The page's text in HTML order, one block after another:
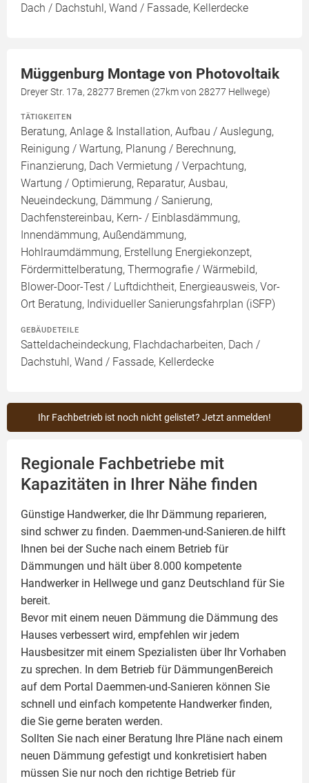
Dach / Dachstuhl, Wand / Fassade, Kellerdecke
Müggenburg Montage von Photovoltaik
Dreyer Str. 17a, 28277 Bremen (27km von 28277 Hellwege)
TÄTIGKEITEN
Beratung, Anlage & Installation, Aufbau / Auslegung,
Reinigung / Wartung, Planung / Berechnung,
Finanzierung, Dach Vermietung / Verpachtung,
Wartung / Optimierung, Reparatur, Ausbau,
Neueindeckung, Dämmung / Sanierung,
Dachfenstereinbau, Kern- / Einblasdämmung,
Innendämmung, Außendämmung,
Hohlraumdämmung, Erstellung Energiekonzept,
Fördermittelberatung, Thermografie / Wärmebild,
Blower-Door-Test / Luftdichtheit, Energieausweis, Vor-
Ort Beratung, Individueller Sanierungsfahrplan (iSFP)
GEBÄUDETEILE
Satteldacheindeckung, Flachdacharbeiten, Dach /
Dachstuhl, Wand / Fassade, Kellerdecke
Ihr Fachbetrieb ist noch nicht gelistet? Jetzt anmelden!
Regionale Fachbetriebe mit
Kapazitäten in Ihrer Nähe finden
Günstige Handwerker, die Ihr Dämmung reparieren,
sind schwer zu finden. Daemmen-und-Sanieren.de hilft
Ihnen bei der Suche nach einem Betrieb für
Dämmungen und hält über 8.000 kompetente
Handwerker in Hellwege und ganz Deutschland für Sie
bereit.
Bevor mit einem neuen Dämmung die Dämmung des
Hauses verbessert wird, empfehlen wir jedem
Hausbesitzer mit einem Spezialisten über Ihr Vorhaben
zu sprechen. In dem Betrieb für DämmungenBereich
auf dem Portal Daemmen-und-Sanieren können Sie
schnell und einfach kompetente Handwerker finden,
die Sie gerne beraten werden.
Sollten Sie nach einer Beratung Ihre Pläne nach einem
neuen Dämmung gefestigt und konkretisiert haben
müssen Sie nur noch den richtige Betrieb für